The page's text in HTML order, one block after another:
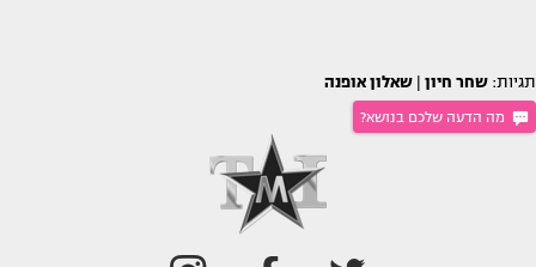
תגיות: שחר חיון שאלון אופנה
מה הדעה שלכם בנושא?